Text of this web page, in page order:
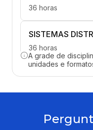
36 horas
SISTEMAS
36 horas
COMPUTAÇÃO
COMPUTAÇÃO
A grade de
unidades e